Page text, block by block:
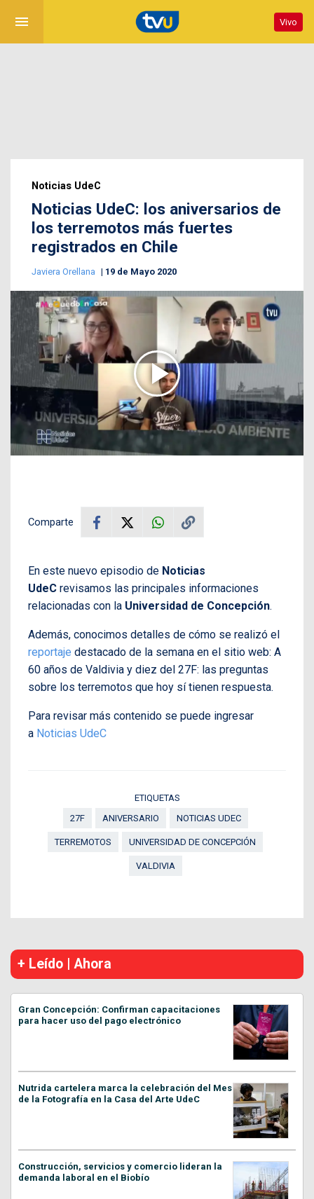
menu Vivo
Noticias UdeC
Noticias UdeC: los aniversarios de
los terremotos más fuertes
registrados en Chile
Javiera Orellana 19 de Mayo 2020
Comparte
En este nuevo episodio de Noticias
UdeC revisamos las principales informaciones
relacionadas con la Universidad de Concepción.
Además, conocimos detalles de cómo se realizó el
reportaje destacado de la semana en el sitio web: A
60 años de Valdivia y diez del 27F: las preguntas
sobre los terremotos que hoy sí tienen respuesta.
Para revisar más contenido se puede ingresar
a Noticias UdeC
ETIQUETAS
27F
ANIVERSARIO NOTICIAS UDEC
TERREMOTOS UNIVERSIDAD DE CONCEPCIÓN
VALDIVIA
+ Leído | Ahora
Gran Concepción: Confirman capacitaciones
para hacer uso del pago electrónico
Nutrida cartelera marca la celebración del Mes
de la Fotografía en la Casa del Arte UdeC
Construcción, servicios y comercio lideran la
demanda laboral en el Biobío